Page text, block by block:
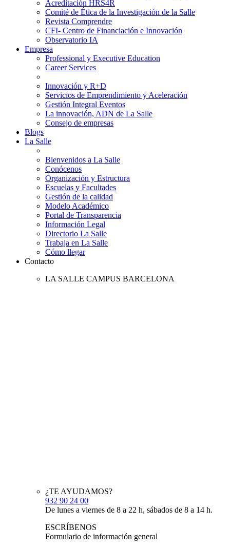
Acreditación HRS4R
Comité de Ética de la Investigación de la Salle
Revista Comprendre
CFI- Centro de Financiación e Innovación
Observatorio IA
Empresa
Professional y Executive Education
Career Services
Innovación y R+D
Servicios de Emprendimiento y Aceleración
Gestión Integral Eventos
La innovación, ADN de La Salle
Consejo de empresas
Blogs
La Salle
Bienvenidos a La Salle
Conócenos
Organización y Estructura
Escuelas y Facultades
Gestión de la calidad
Modelo Académico
Portal de Transparencia
Información Legal
Directorio La Salle
Trabaja en La Salle
Cómo llegar
Contacto
LA SALLE CAMPUS BARCELONA
¿TE AYUDAMOS?
932 90 24 00
De lunes a viernes de 8 a 22 h, sábados de 8 a 14 h.
ESCRÍBENOS
Formulario de información general